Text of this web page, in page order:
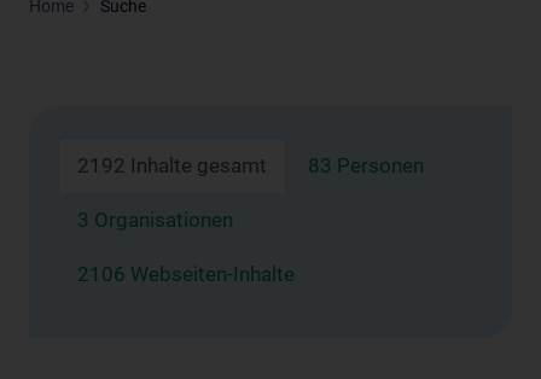
Home Suche
2192 Inhalte gesamt 83 Personen
3 Organisationen
2106 Webseiten-Inhalte